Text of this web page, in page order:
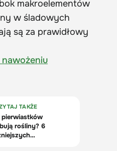
makroelementów
w śladowych
są za prawidłowy